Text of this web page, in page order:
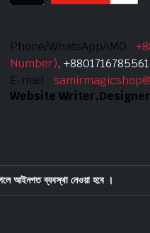
Phone/WhatsApp/IMO :
Number),
E-mail :
Website
আইনগত ব্যবস্থা নেওয়া হবে ।